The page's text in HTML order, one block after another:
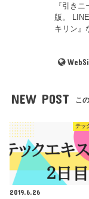
『引き
版。
キリン』
NEW POST こ
テッ
2019.6.26